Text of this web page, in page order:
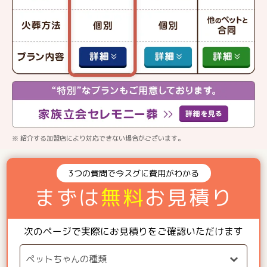
※ 紹介する加盟店により対応できない場合がございます。
3つの質問で今スグに費用がわかる
まずは無料お見積り
次のページで実際にお見積りをご確認いただけます